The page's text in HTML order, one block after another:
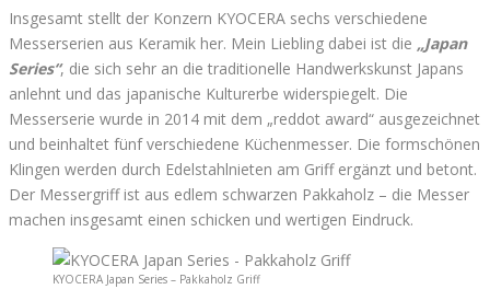
Insgesamt stellt der Konzern KYOCERA sechs verschiedene
Messerserien aus Keramik her. Mein Liebling dabei ist die „Japan
Series“, die sich sehr an die traditionelle Handwerkskunst Japans
anlehnt und das japanische Kulturerbe widerspiegelt. Die
Messerserie wurde in 2014 mit dem „reddot award“ ausgezeichnet
und beinhaltet fünf verschiedene Küchenmesser. Die formschönen
Klingen werden durch Edelstahlnieten am Griff ergänzt und betont.
Der Messergriff ist aus edlem schwarzen Pakkaholz – die Messer
machen insgesamt einen schicken und wertigen Eindruck.
KYOCERA Japan Series – Pakkaholz Griff